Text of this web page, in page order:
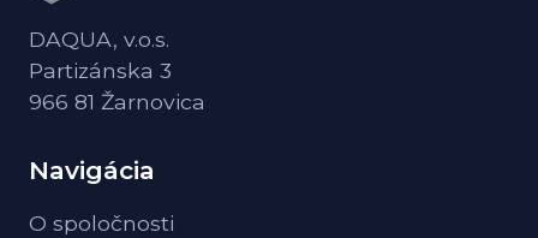
DAQUA, v.o.s.
Partizánska 3
966 81 Žarnovica
Navigácia
O spoločnosti